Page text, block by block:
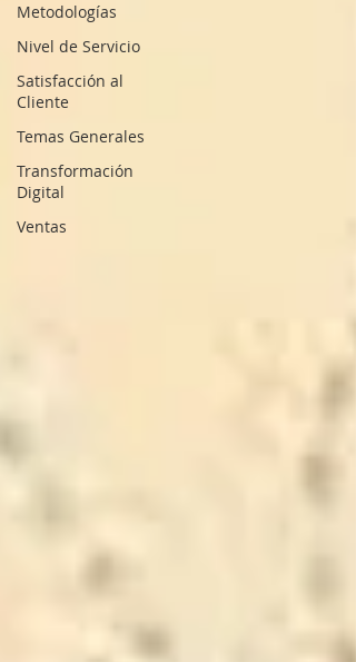
Metodologías
Nivel de Servicio
Satisfacción al
Cliente
Temas Generales
Transformación
Digital
Ventas